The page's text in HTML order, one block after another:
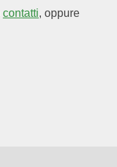
contatti, oppure